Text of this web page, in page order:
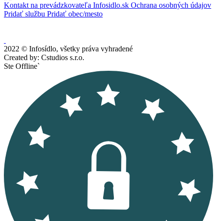
Kontakt na prevádzkovateľa Infosidlo.sk Ochrana osobných údajov
Pridať službu Pridať obec/mesto
2022 © Infosídlo, všetky práva vyhradené
Created by: Cstudios s.r.o.
Ste Offline`